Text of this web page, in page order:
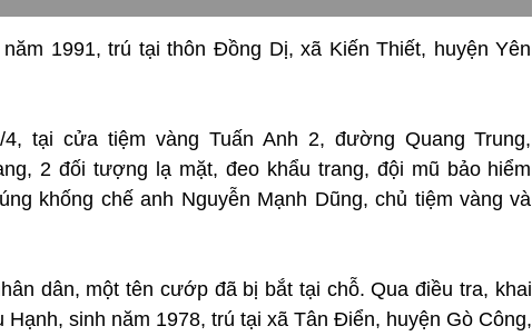
1991, trú tại thôn Đồng Dị, xã Kiến Thiết, huyện Yên
tại cửa tiệm vàng Tuấn Anh 2, đường Quang Trung,
2 đối tượng lạ mặt, đeo khẩu trang, đội mũ bảo hiểm
khống chế anh Nguyễn Mạnh Dũng, chủ tiệm vàng và
dân, một tên cướp đã bị bắt tại chỗ. Qua điều tra, khai
sinh năm 1978, trú tại xã Tân Điển, huyện Gò Công,